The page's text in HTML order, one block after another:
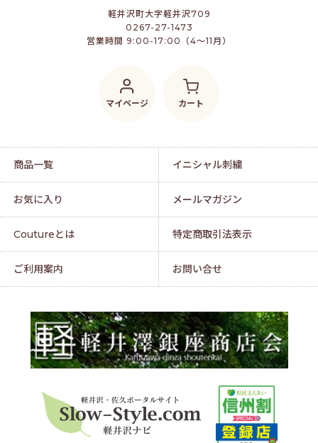
軽井沢町大字軽井沢709
0267-27-1473
営業時間 9:00-17:00（4～11月）
マイページ カート
商品一覧 イニシャル刺繍
お気に入り メールマガジン
Coutureとは 特定商取引法表示
ご利用案内 お問い合せ